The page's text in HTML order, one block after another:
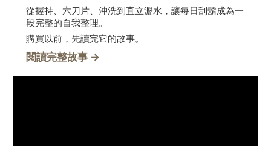
從握持、六刀片、沖洗到直立瀝水，讓每日刮鬍成為一
段完整的自我整理。
購買以前，先讀完它的故事。
閱讀完整故事 →